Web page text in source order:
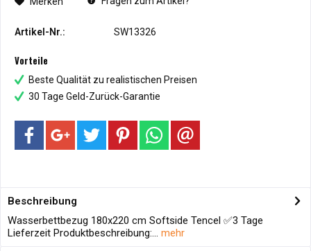
Artikel-Nr.: SW13326
Vorteile
Beste Qualität zu realistischen Preisen
30 Tage Geld-Zurück-Garantie
Beschreibung
Wasserbettbezug 180x220 cm Softside Tencel ✅3 Tage
Lieferzeit Produktbeschreibung:... mehr